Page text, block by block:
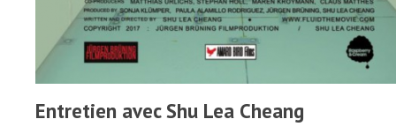
Entretien avec Shu Lea Cheang